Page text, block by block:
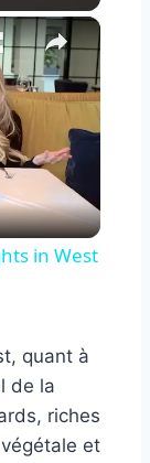
×
in West
quant à
de la
riches
et